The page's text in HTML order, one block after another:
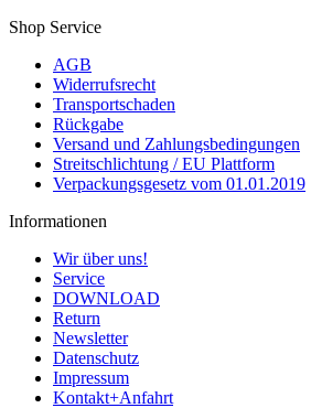
Shop Service
AGB
Widerrufsrecht
Transportschaden
Rückgabe
Versand und Zahlungsbedingungen
Streitschlichtung / EU Plattform
Verpackungsgesetz vom 01.01.2019
Informationen
Wir über uns!
Service
DOWNLOAD
Return
Newsletter
Datenschutz
Impressum
Kontakt+Anfahrt